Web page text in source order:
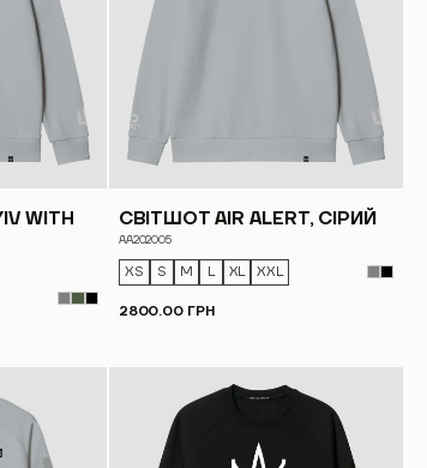
WITH
СВІТШОТ AIR ALERT, СІРИЙ
AA202005
XS S M L XL XXL
2800.00 ГРН